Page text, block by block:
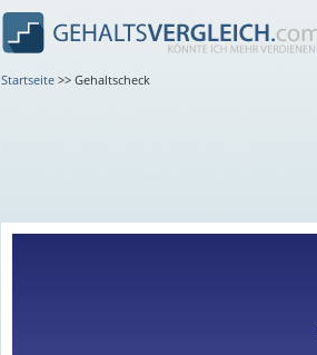
Startseite >> Gehaltscheck